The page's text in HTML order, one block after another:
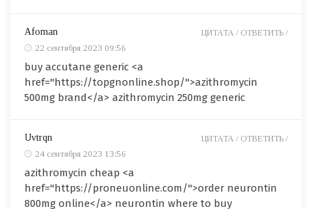
Afoman
22 сентября 2023 09:56
buy accutane generic <a
href="https://topgnonline.shop/">azithromycin
500mg brand</a> azithromycin 250mg generic
ЦИТАТА / ОТВЕТИТЬ /
Uvtrqn
24 сентября 2023 13:56
azithromycin cheap <a
href="https://proneuonline.com/">order neurontin
800mg online</a> neurontin where to buy
ЦИТАТА / ОТВЕТИТЬ /